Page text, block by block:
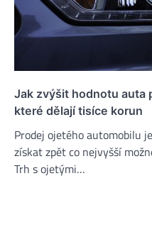
Jak zvýšit hodnotu auta
které dělají tisíce korun
Prodej ojetého automobilu
získat zpět co nejvyšší
Trh s ojetými…